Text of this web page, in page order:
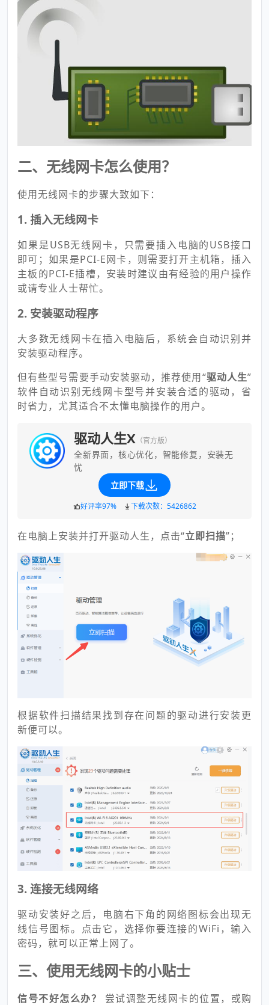
二、无线网卡怎么使用？
使用无线网卡的步骤大致如下：
1. 插入无线网卡
如果是USB无线网卡，只需要插入电脑的USB接口
即可；如果是PCI-E网卡，则需要打开主机箱，插入
主板的PCI-E插槽，安装时建议由有经验的用户操作
或请专业人士帮忙。
2. 安装驱动程序
大多数无线网卡在插入电脑后，系统会自动识别并
安装驱动程序。
但有些型号需要手动安装驱动，推荐使用“驱动人生”
软件自动识别无线网卡型号并安装合适的驱动，省
时省力，尤其适合不太懂电脑操作的用户。
驱动人生X （官方版）
全新界面，核心优化，智能修复，安装无
忧
立即下载
好评率97% 下载次数：5426862
在电脑上安装并打开驱动人生，点击“立即扫描”；
根据软件扫描结果找到存在问题的驱动进行安装更
新便可以。
3. 连接无线网络
驱动安装好之后，电脑右下角的网络图标会出现无
线信号图标。点击它，选择你要连接的WiFi，输入
密码，就可以正常上网了。
三、使用无线网卡的小贴士
信号不好怎么办？ 尝试调整无线网卡的位置，或购